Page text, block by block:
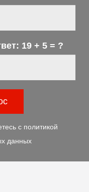
19 + 5 = ?
с политикой
данных